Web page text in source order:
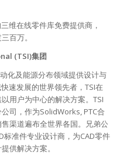
在线零件库免费提供商，
百万。
(TSI)集团
化及能源分布领域提供设计与
速发展的世界领先者，TSI在
用户为中心的解决方案。TSI
司，作为SolidWorks, PTC合
渠道遍布全世界各国。兄弟公
准件专业设计商，为CAD零件
供解决方案。